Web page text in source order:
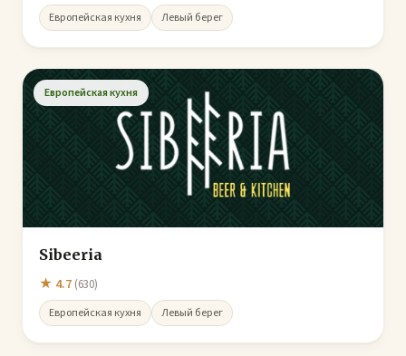
Европейская кухня Левый берег
Европейская кухня
Sibeeria
★ 4.7 (630)
Европейская кухня Левый берег